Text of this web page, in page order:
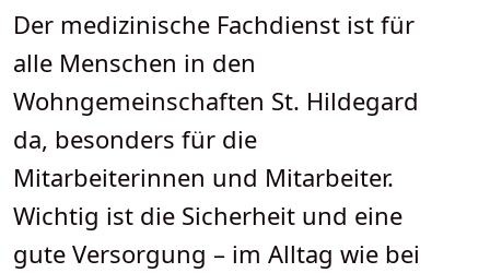
Der medizinische Fachdienst ist für
alle Menschen in den
Wohngemeinschaften St. Hildegard
da, besonders für die
Mitarbeiterinnen und Mitarbeiter.
Wichtig ist die Sicherheit und eine
gute Versorgung – im Alltag wie bei